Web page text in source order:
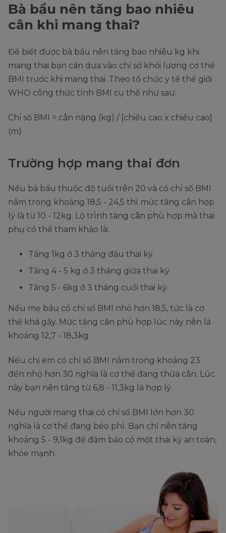
Bà bầu nên tăng bao nhiêu
cân khi mang thai?
Để biết được bà bầu nên tăng bao nhiêu kg khi
mang thai bạn cần dựa vào chỉ số khối lượng cơ thể
BMI trước khi mang thai. Theo tổ chức y tế thế giới
WHO công thức tính BMI cụ thể như sau:
Chỉ số BMI = cân nặng (kg) / [chiều cao x chiều cao]
(m)
Trường hợp mang thai đơn
Nếu bà bầu thuộc độ tuổi trên 20 và có chỉ số BMI
nằm trong khoảng 18,5 - 24,5 thì mức tăng cân hợp
lý là từ 10 - 12kg. Lộ trình tăng cân phù hợp mà thai
phụ có thể tham khảo là:
Tăng 1kg ở 3 tháng đầu thai kỳ.
Tăng 4 - 5 kg ở 3 tháng giữa thai kỳ.
Tăng 5 - 6kg ở 3 tháng cuối thai kỳ.
Nếu mẹ bầu có chỉ số BMI nhỏ hơn 18,5, tức là cơ
thể khá gầy. Mức tăng cần phù hợp lúc này nên là
khoảng 12,7 - 18,3kg.
Nếu chị em có chỉ số BMI nằm trong khoảng 23
đến nhỏ hơn 30 nghĩa là cơ thể đang thừa cân. Lúc
này bạn nên tăng từ 6,8 - 11,3kg là hợp lý.
Nếu người mang thai có chỉ số BMI lớn hơn 30
nghĩa là cơ thể đang béo phì. Bạn chỉ nên tăng
khoảng 5 - 9,1kg để đảm bảo có một thai kỳ an toàn,
khỏe mạnh.